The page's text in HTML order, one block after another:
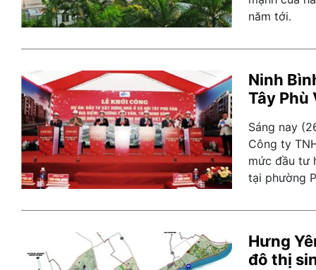
năm tới.
Ninh
Tây Phù
Sáng nay
Công ty
mức đầu tư
tại phường
Hưng
đô thị